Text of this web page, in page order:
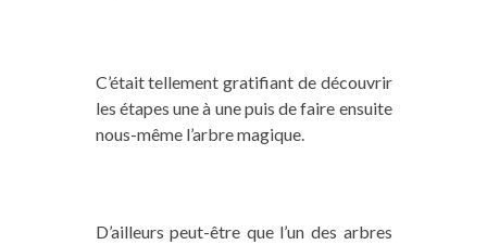
C’était tellement gratifiant de découvrir
les étapes une à une puis de faire ensuite
nous-même l’arbre magique.
D’ailleurs peut-être que l’un des arbres